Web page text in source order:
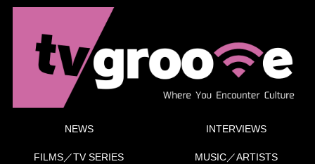
NEWS INTERVIEWS
FILMS／TV SERIES MUSIC／ARTISTS